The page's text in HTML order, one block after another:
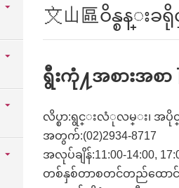
文山區ဝိန္စန္းခရို
ရွီးကုံ႔အစားအစာ
လိပ္စာ:ရွင္းလံုလမ္း၊ အပို
အတွက်:(02)2934-8717
အလုပ်ချိန်:11:00-14:00,
တစ်နှစ်တာစတင်တည်ထောင်